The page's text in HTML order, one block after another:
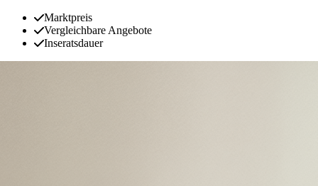
Marktpreis
Vergleichbare Angebote
Inseratsdauer